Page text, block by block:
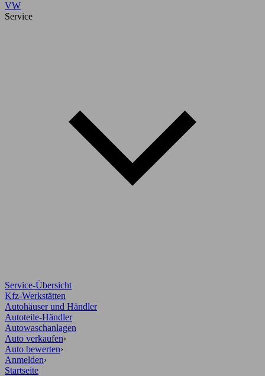
VW
Service
Service-Übersicht
Kfz-Werkstätten
Autohäuser und Händler
Autoteile-Händler
Autowaschanlagen
Auto verkaufen›
Auto bewerten›
Anmelden›
Startseite